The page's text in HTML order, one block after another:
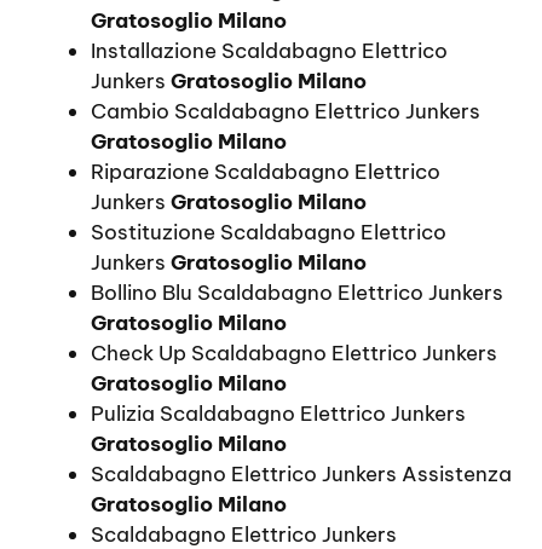
Gratosoglio Milano
Installazione Scaldabagno Elettrico
Junkers Gratosoglio Milano
Cambio Scaldabagno Elettrico Junkers
Gratosoglio Milano
Riparazione Scaldabagno Elettrico
Junkers Gratosoglio Milano
Sostituzione Scaldabagno Elettrico
Junkers Gratosoglio Milano
Bollino Blu Scaldabagno Elettrico Junkers
Gratosoglio Milano
Check Up Scaldabagno Elettrico Junkers
Gratosoglio Milano
Pulizia Scaldabagno Elettrico Junkers
Gratosoglio Milano
Scaldabagno Elettrico Junkers Assistenza
Gratosoglio Milano
Scaldabagno Elettrico Junkers